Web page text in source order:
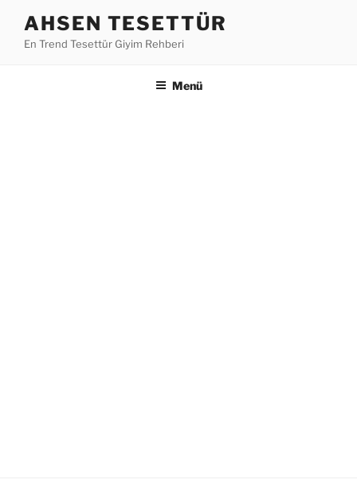
AHSEN TESETTÜR
En Trend Tesettür Giyim Rehberi
Menü